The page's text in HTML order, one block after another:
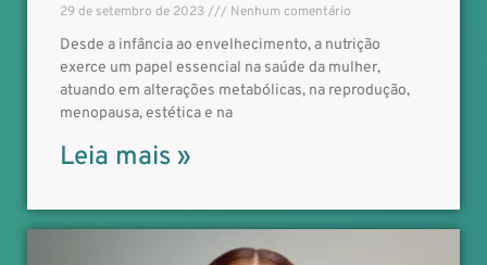
29 de setembro de 2023 Nenhum comentário
Desde a infância ao envelhecimento, a nutrição
exerce um papel essencial na saúde da mulher,
atuando em alterações metabólicas, na reprodução,
menopausa, estética e na
Leia mais »